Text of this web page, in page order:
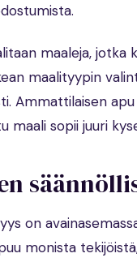
maaleja,
maalityypin
Ammattilaisen
maali sopii juuri
on
monista